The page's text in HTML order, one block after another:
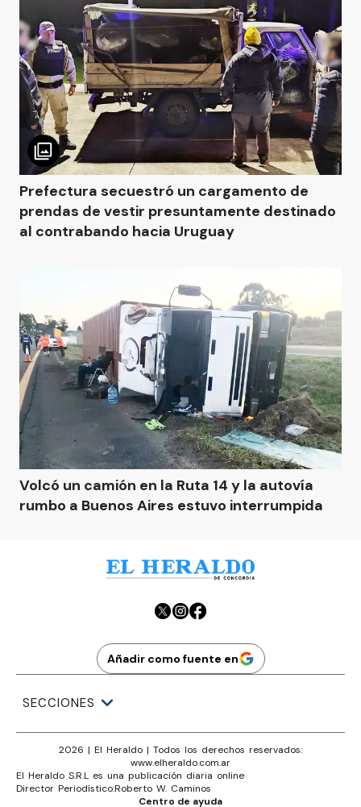
Prefectura secuestró un cargamento de
prendas de vestir presuntamente destinado
al contrabando hacia Uruguay
Volcó un camión en la Ruta 14 y la autovía
rumbo a Buenos Aires estuvo interrumpida
Añadir como fuente en
SECCIONES
2026 | El Heraldo | Todos los derechos reservados:
www.elheraldo.com.ar
El Heraldo S.R.L es una publicación diaria online·
Director Periodístico:Roberto W. Caminos
Centro de ayuda